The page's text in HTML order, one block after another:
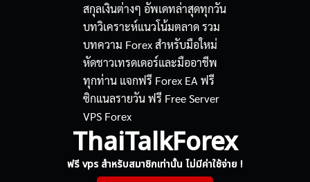
ThaiTalkForex
ฟรี vps สำหรับสมาชิกเท่านั้น ไม่มีค่าใช้จ่าย !